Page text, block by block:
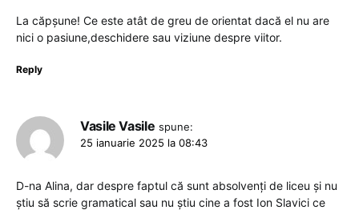
La căpșune! Ce este atât de greu de orientat dacă el nu are
nici o pasiune,deschidere sau viziune despre viitor.
Reply
Vasile Vasile spune:
25 ianuarie 2025 la 08:43
D-na Alina, dar despre faptul că sunt absolvenți de liceu și nu
știu să scrie gramatical sau nu știu cine a fost Ion Slavici ce